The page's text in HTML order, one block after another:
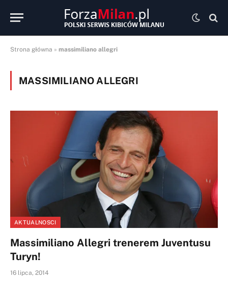
Strona główna » massimiliano allegri
MASSIMILIANO ALLEGRI
AKTUALNOSCI
Massimiliano Allegri trenerem Juventusu
Turyn!
16 lipca, 2014